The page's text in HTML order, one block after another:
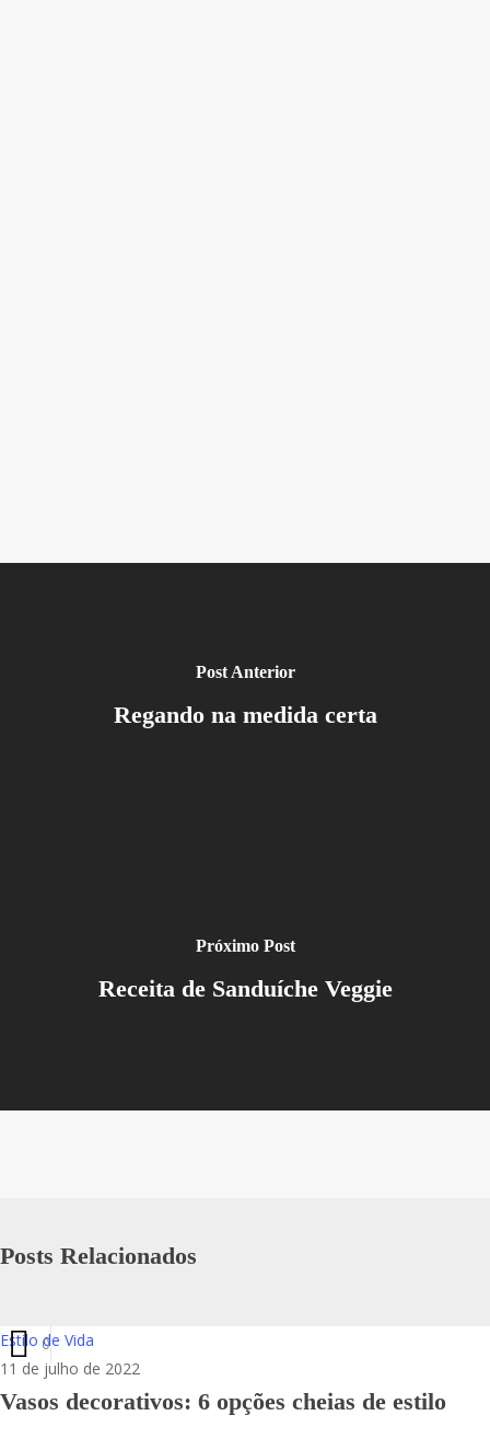
Post Anterior
Regando na medida certa
Próximo Post
Receita de Sanduíche Veggie
Posts Relacionados
Estilo de Vida
11 de julho de 2022
Vasos decorativos: 6 opções cheias de estilo
0